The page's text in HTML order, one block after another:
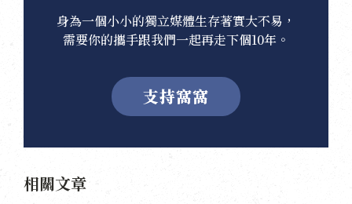
身為一個小小的獨立媒體生存著實大不易，
需要你的攜手跟我們一起再走下個10年。
支持窩窩
相關文章